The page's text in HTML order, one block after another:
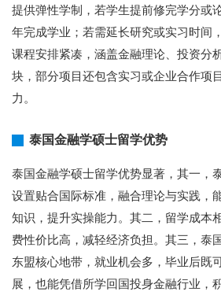
提供弹性学制，若学生提前修完学分或
年完成学业；若需延长研究或实习时间
课程安排紧凑，涵盖金融理论、投资分
块，部分项目还包含实习或企业合作项
力。
泰国金融学硕士留学优势
泰国金融学硕士留学优势显著，其一，
设置贴合国际标准，融合理论与实践，
知识，提升实操能力。其二，留学成本
费性价比高，减轻经济负担。其三，泰
东盟核心地带，就业机会多，毕业后既
展，也能凭借所学回国投身金融行业，